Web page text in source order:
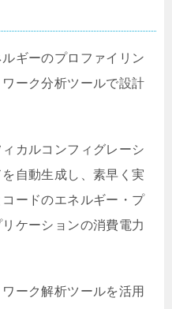
ギーのプロファイリン
ーク分析ツールで設計
カルコンフィグレーシ
自動生成し、素早く実
ードのエネルギー・プ
ケーションの消費電力
ーク解析ツールを活用